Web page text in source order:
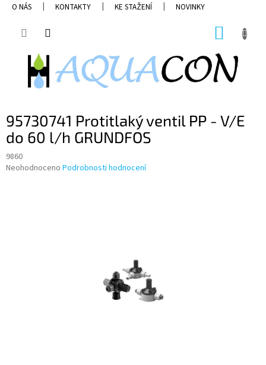
PřejítO NÁS KONTAKTY KE STAŽENÍ NOVINKY
95730741 Protitlaký ventil PP - V/E
do 60 l/h GRUNDFOS
9860
Průměrné
Neohodnoceno Podrobnosti hodnocení